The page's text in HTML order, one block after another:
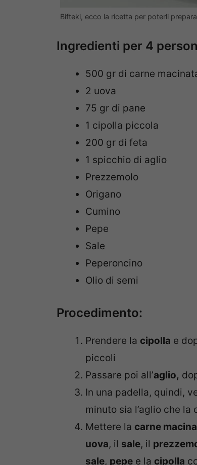
Bifteki, ecco la ricetta per poterli
Ingredienti per 4
500 gr di carne
2 uova
75 gr di pane
1 cipolla piccola
200 gr di feta
1 spicchio di aglio
Prezzemolo
Origano
Cumino
Pepe
Sale
Peperoncino
Olio di semi
Procedimento:
Prendere la cipolla e
piccoli
Passare poi all’aglio,
In una padella, quindi,
minuto sia l’aglio che la
Mettere la carne
uova, il sale, il
sale, pepe e la cipolla